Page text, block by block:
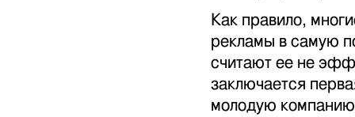
Как правило,
рекламы в самую
считают ее не
заключается
молодую